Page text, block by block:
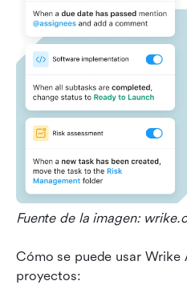
Fuente de la imagen:
Cómo se puede usar Wrike
proyectos: